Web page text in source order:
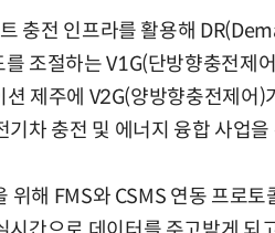
충전 인프라를 활용해
조절하는 V1G(단방향충전제
제주에 V2G(양방향충전제어
차 충전 및 에너지 융합 사업
위해 FMS와 CSMS 연동 프로